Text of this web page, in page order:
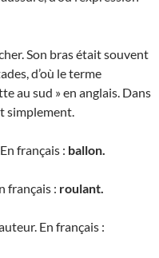
Son bras était souvent
d’où le terme
au sud » en anglais. Dans
simplement.
français : ballon.
français : roulant.
En français :